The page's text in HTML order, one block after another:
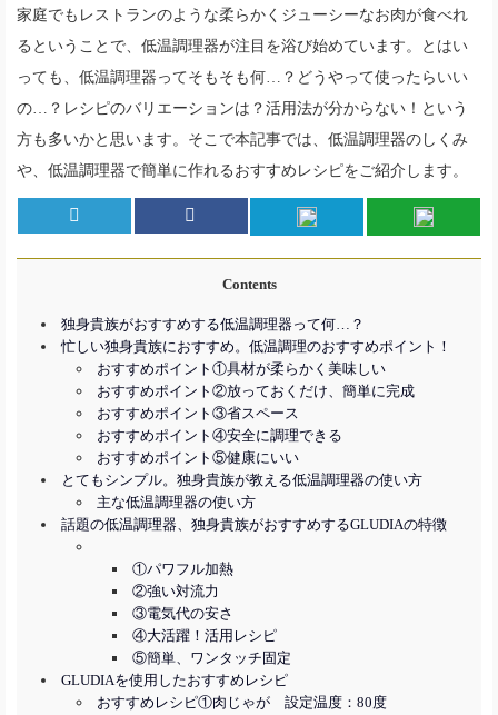
家庭でもレストランのような柔らかくジューシーなお肉が食べれ
るということで、低温調理器が注目を浴び始めています。とはい
っても、低温調理器ってそもそも何…？どうやって使ったらいい
の…？レシピのバリエーションは？活用法が分からない！という
方も多いかと思います。そこで本記事では、低温調理器のしくみ
や、低温調理器で簡単に作れるおすすめレシピをご紹介します。
Contents
独身貴族がおすすめする低温調理器って何…？
忙しい独身貴族におすすめ。低温調理のおすすめポイント！
おすすめポイント①具材が柔らかく美味しい
おすすめポイント②放っておくだけ、簡単に完成
おすすめポイント③省スペース
おすすめポイント④安全に調理できる
おすすめポイント⑤健康にいい
とてもシンプル。独身貴族が教える低温調理器の使い方
主な低温調理器の使い方
話題の低温調理器、独身貴族がおすすめするGLUDIAの特徴
①パワフル加熱
②強い対流力
③電気代の安さ
④大活躍！活用レシピ
⑤簡単、ワンタッチ固定
GLUDIAを使用したおすすめレシピ
おすすめレシピ①肉じゃが 設定温度：80度